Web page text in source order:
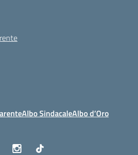
Albo SindacaleAlbo d’Oro